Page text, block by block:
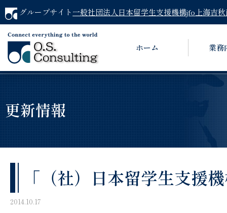
グループサイト 一般社団法人日本留学生支援機構jfo 上海吉
ホーム 業務
更新情報
「（社）日本留学生支援
2014.10.17